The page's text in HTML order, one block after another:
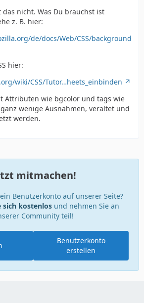
das nicht. Was Du brauchst ist
z. B. hier:
de/docs/Web/CSS/background
hier:
wiki/CSS/Tutor…heets_einbinden
Attributen wie bgcolor und tags wie
wenige Ausnahmen, veraltet und
werden.
mitmachen!
Benutzerkonto auf unserer Seite?
sich kostenlosund nehmen Sie an
Community teil!
Benutzerkonto
erstellen